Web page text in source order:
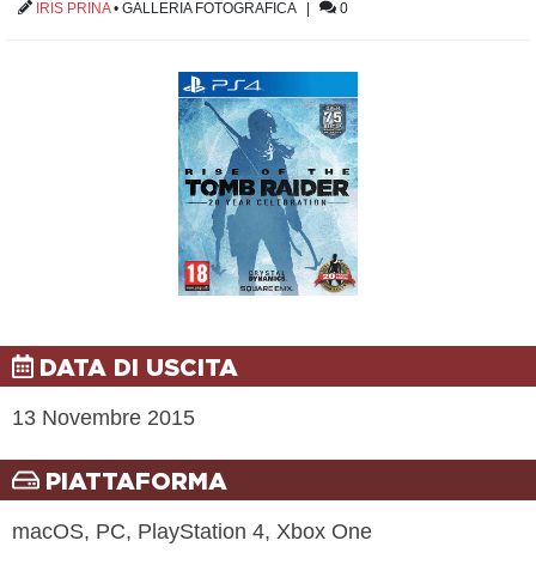
IRIS PRINA• GALLERIA FOTOGRAFICA| 0
DATA DI USCITA
13 Novembre 2015
PIATTAFORMA
macOS, PC, PlayStation 4, Xbox One